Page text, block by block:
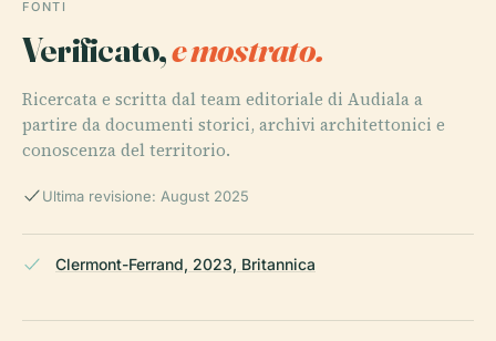
FONTI
Verificato,e mostrato.
Ricercata e scritta dal team editoriale di Audiala a
partire da documenti storici, archivi architettonici e
conoscenza del territorio.
Ultima revisione: August 2025
Clermont-Ferrand, 2023, Britannica